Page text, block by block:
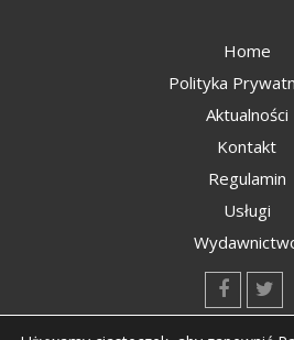
Home
Polityka
Aktualności
Kontakt
Regulamin
Usługi